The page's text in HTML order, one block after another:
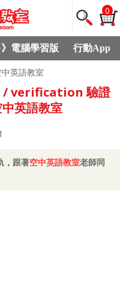
0
》電腦學習版 行動App
英語教室
/ verification 驗證
英語教室
跟著空中英語教室老師同